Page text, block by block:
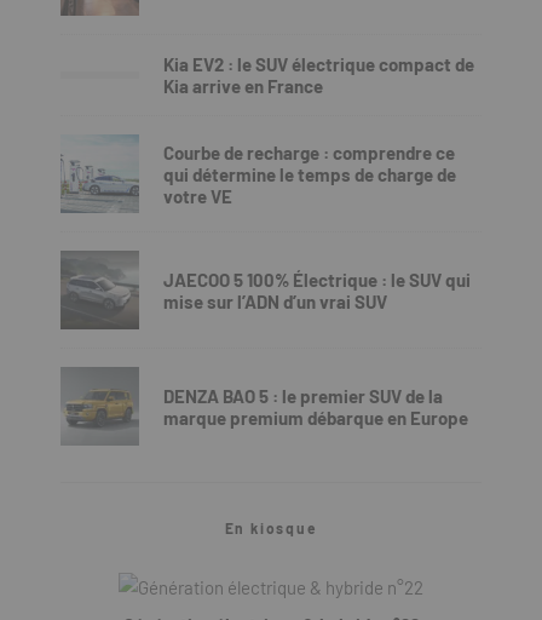
Kia EV2 : le SUV électrique compact de
Kia arrive en France
Courbe de recharge : comprendre ce
qui détermine le temps de charge de
votre VE
JAECOO 5 100% Électrique : le SUV qui
mise sur l’ADN d’un vrai SUV
DENZA BAO 5 : le premier SUV de la
marque premium débarque en Europe
En kiosque